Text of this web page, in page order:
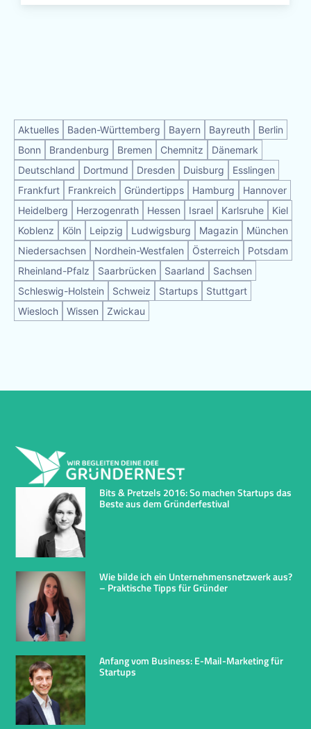
Aktuelles Baden-Württemberg Bayern Bayreuth
Berlin
Bonn
Brandenburg Bremen Chemnitz
Dänemark
Deutschland
Dortmund Dresden Duisburg
Esslingen
Frankfurt
Frankreich Gründertipps Hamburg
Hannover
Heidelberg
Herzogenrath Hessen Israel Karlsruhe
Kiel
Koblenz
Köln Leipzig Ludwigsburg Magazin
München
Niedersachsen
Nordhein-Westfalen Österreich
Potsdam
Rheinland-Pfalz
Saarbrücken Saarland
Sachsen
Schleswig-Holstein
Schweiz Startups
Stuttgart
Wiesloch
Wissen Zwickau
Bits & Pretzels 2016: So machen Startups das
Beste aus dem Gründerfestival
Wie bilde ich ein Unternehmensnetzwerk aus?
– Praktische Tipps für Gründer
Anfang vom Business: E-Mail-Marketing für
Startups